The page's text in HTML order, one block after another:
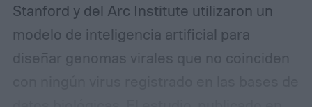
Stanford y del Arc Institute utilizaron un
modelo de inteligencia artificial para
diseñar genomas virales que no coinciden